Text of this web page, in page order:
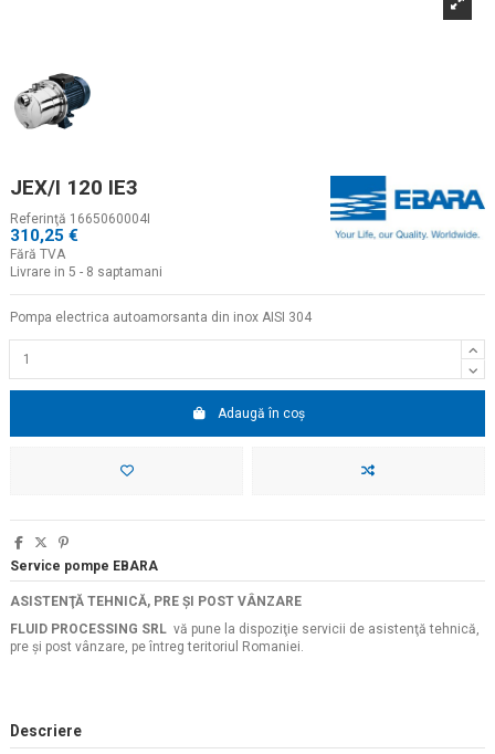
JEX/I 120 IE3
Referinţă 1665060004I
310,25 €
Fără TVA
Livrare in 5 - 8 saptamani
Pompa electrica autoamorsanta din inox AISI 304
Adaugă în coș
Service pompe EBARA
ASISTENŢĂ TEHNICĂ, PRE ŞI POST VÂNZARE
FLUID PROCESSING SRL vă pune la dispoziţie servicii de asistenţă tehnică,
pre şi post vânzare, pe întreg teritoriul Romaniei.
Descriere